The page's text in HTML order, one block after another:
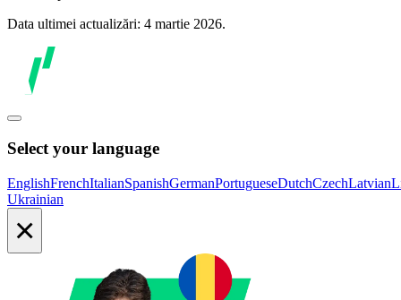
Data ultimei actualizări: 4 martie 2026.
Select your language
EnglishFrenchItalianSpanishGermanPortugueseDutchCzechLatvian
Ukrainian
×